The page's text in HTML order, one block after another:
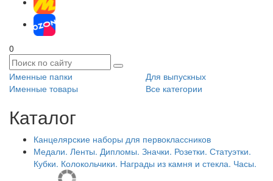
0
Именные папки
Для выпускных
Именные товары
Все категории
Каталог
Канцелярские наборы для первоклассников
Медали. Ленты. Дипломы. Значки. Розетки. Статуэтки.
Кубки. Колокольчики. Награды из камня и стекла. Часы.